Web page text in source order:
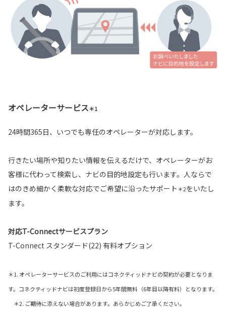
オペレーターサービス＊1
24時間365日、いつでも専任のオペレーターが対応します。
行きたい場所や知りたい情報を伝えるだけで、オペレーターがお
客様に代わって検索し、ナビの目的地設定も行います。人ならで
はのきめ細かく柔軟な対応でご希望に沿ったサポート ＊2をいたし
ます。
対応T-Connectサービスプラン
T-Connect スタンダード(22) 有料オプション
＊1. オペレーターサービスのご利用にはコネクティッドナビの契約が必要となりま
す。コネクティッドナビは初度登録日から5年間無料（6年目以降有料）となります。
＊2. ご期待に添えない場合があります。あらかじめご了承ください。